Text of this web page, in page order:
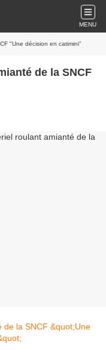
MENU
"Une décision en catimini"
de la SNCF